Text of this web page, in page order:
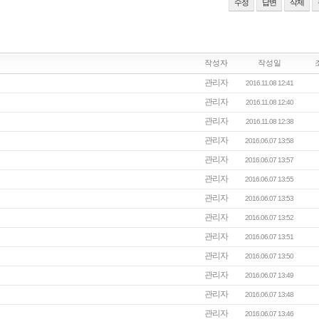
수정 답변 삭제
작성자 작성일
관리자 2016.11.08 12:41
관리자 2016.11.08 12:40
관리자 2016.11.08 12:38
관리자 2016.06.07 13:58
관리자 2016.06.07 13:57
관리자 2016.06.07 13:55
관리자 2016.06.07 13:53
관리자 2016.06.07 13:52
관리자 2016.06.07 13:51
관리자 2016.06.07 13:50
관리자 2016.06.07 13:49
관리자 2016.06.07 13:48
관리자 2016.06.07 13:46